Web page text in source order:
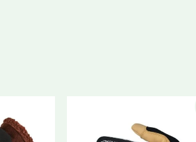
31,50 €.
on:
25,20 €.